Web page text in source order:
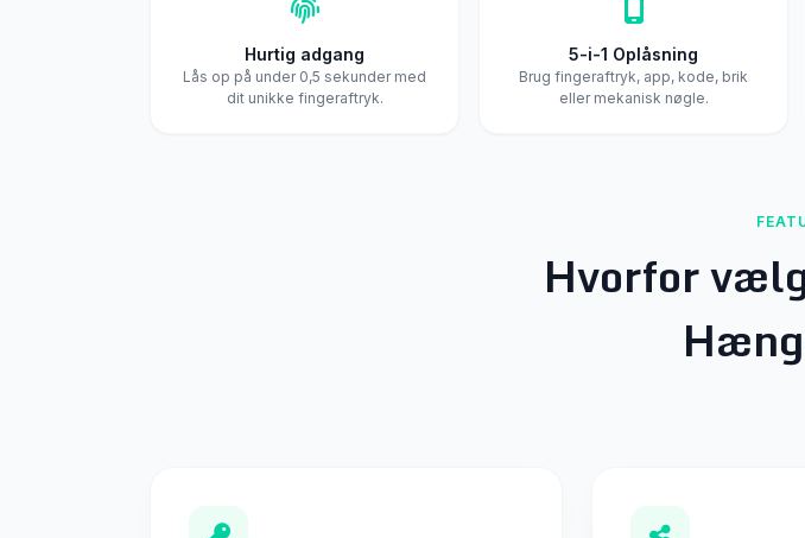
Hurtig adgang
Lås op på under 0,5 sekunder med
dit unikke fingeraftryk.
5-i-1 Oplåsning
Brug fingeraftryk, app, kode, brik
eller mekanisk nøgle.
Hvorfor